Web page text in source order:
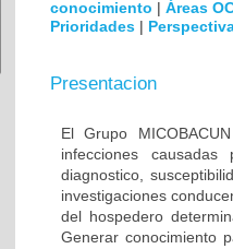
conocimiento | Áreas
Prioridades |
Presentacion
El Grupo
infecciones
diagnostico,
investigaciones
del hospedero
Generar conocimiento